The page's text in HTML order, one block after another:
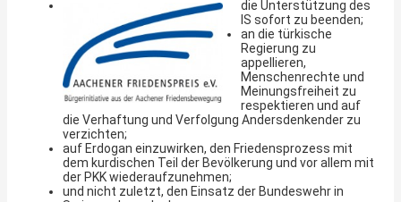
die Unterstützung des
IS sofort zu beenden;
an die türkische
Regierung zu
appellieren,
Menschenrechte und
Meinungsfreiheit zu
respektieren und auf
die Verhaftung und Verfolgung Andersdenkender zu
verzichten;
auf Erdogan einzuwirken, den Friedensprozess mit
dem kurdischen Teil der Bevölkerung und vor allem mit
der PKK wiederaufzunehmen;
und nicht zuletzt, den Einsatz der Bundeswehr in